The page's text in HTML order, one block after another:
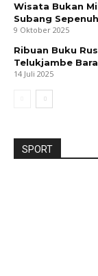
Wisata Bukan
Subang
9 Oktober 2025
Ribuan Buku
Telukjambe
14 Juli 2025
SPORT